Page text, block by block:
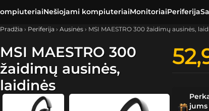
Nešiojami kompiuteriaiMonitoriaiPeriferija
Pradžia › Periferija › Ausinės › MSI MAESTRO 300 žaidimų ausinės,
MSI MAESTRO 300
žaidimų ausinės,
laidinės